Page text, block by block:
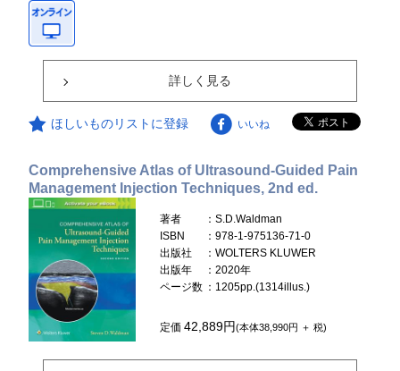
詳しく見る
ほしいものリストに登録 いいね
Comprehensive Atlas of Ultrasound-Guided Pain
Management Injection Techniques, 2nd ed.
著者
：S.D.Waldman
ISBN
：978-1-975136-71-0
出版社
：WOLTERS KLUWER
出版年
：2020年
ページ数 ：1205pp.(1314illus.)
定価42,889円(本体38,990円 ＋ 税)